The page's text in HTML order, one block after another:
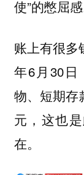
使”的憋屈感
账上有很多
年6月30日
物、短期存
元，这也
在。